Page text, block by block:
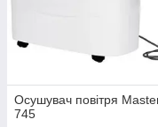
Осушувач повітря
745